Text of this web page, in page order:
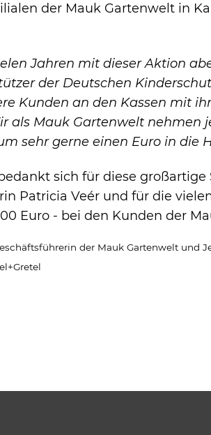
der Mauk Gartenwelt in
Jahren mit dieser Aktion
der Deutschen
Kunden an den Kassen mit
als Mauk Gartenwelt nehmen
sehr gerne einen Euro in die
sich für diese großartige
Patricia Veér und für die
Euro - bei den Kunden der
der Mauk Gartenwelt und
und Statistik Cookies werden
Cookie Informationen anzeigen